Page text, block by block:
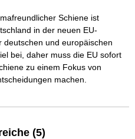
Schiene ist
in der neuen EU-
deutschen und europäischen
bei, daher muss die EU sofort
zu einem Fokus von
machen.
(5)